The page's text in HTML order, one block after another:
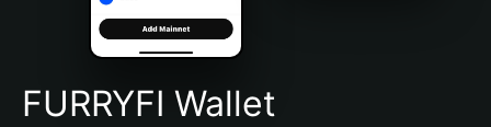
Português (Brasil)
Español (Argentina)
FURRYFI Wallet